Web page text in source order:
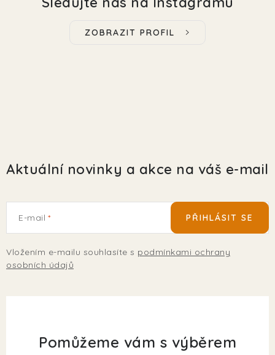
ZOBRAZIT PROFIL
Aktuální novinky a akce na váš e-mail
E-mail
Vložením e-mailu souhlasíte s podmínkami ochrany
osobních údajů
PŘIHLÁSIT SE
Pomůžeme vám s výběrem